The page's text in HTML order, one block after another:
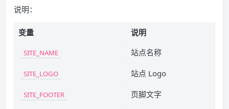
说明：
变量 说明
SITE_NAME 站点名称
SITE_LOGO 站点 Logo
SITE_FOOTER 页脚文字